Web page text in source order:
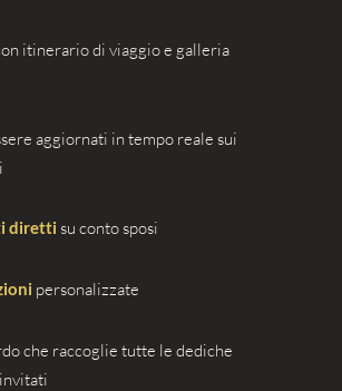
itinerario di viaggio e galleria
aggiornati in tempo reale sui
diretti su conto sposi
personalizzate
che raccoglie tutte le dediche